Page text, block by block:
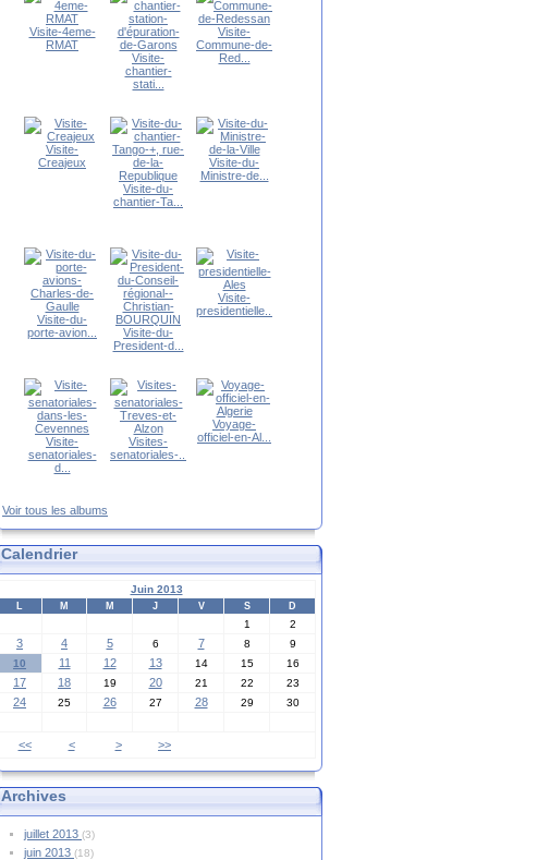
Visite-4eme-
RMAT
Visite-
chantier-
stati...
Visite-
Commune-de-
Red...
Visite-
Creajeux
Visite-du-
chantier-Ta...
Visite-du-
Ministre-de...
Visite-du-
porte-avion...
Visite-du-
President-d...
Visite-
presidentielle...
Visite-
senatoriales-
d...
Visites-
senatoriales-...
Voyage-
officiel-en-Al...
Voir tous les albums
Calendrier
Juin 2013
M M J V S D
1 2
3 4 5 6 7 8
9
10
11 12 13 14 15 16
17 18 19 20 21 22 23
24 25 26 27 28 29 30
<< < > >>
Archives
juillet 2013 (3)
juin 2013 (18)